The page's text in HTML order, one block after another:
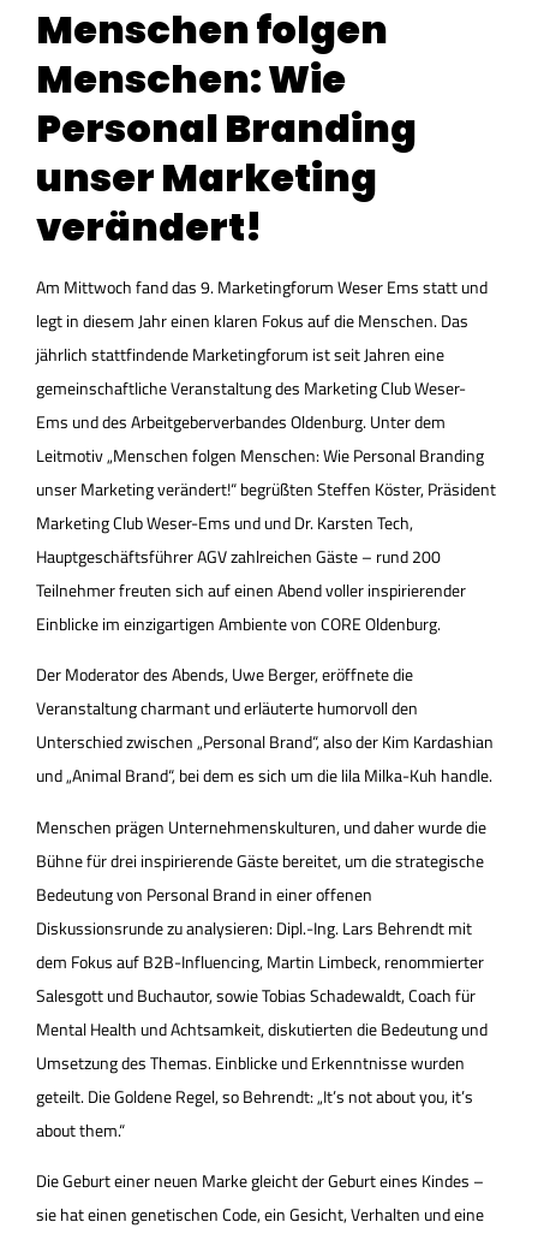
Menschen folgen
Menschen: Wie
Personal Branding
unser Marketing
verändert!
Am Mittwoch fand das 9. Marketingforum Weser Ems statt und
legt in diesem Jahr einen klaren Fokus auf die Menschen. Das
jährlich stattfindende Marketingforum ist seit Jahren eine
gemeinschaftliche Veranstaltung des Marketing Club Weser-
Ems und des Arbeitgeberverbandes Oldenburg. Unter dem
Leitmotiv „Menschen folgen Menschen: Wie Personal Branding
unser Marketing verändert!“ begrüßten Steffen Köster, Präsident
Marketing Club Weser-Ems und und Dr. Karsten Tech,
Hauptgeschäftsführer AGV zahlreichen Gäste – rund 200
Teilnehmer freuten sich auf einen Abend voller inspirierender
Einblicke im einzigartigen Ambiente von CORE Oldenburg.
Der Moderator des Abends, Uwe Berger, eröffnete die
Veranstaltung charmant und erläuterte humorvoll den
Unterschied zwischen „Personal Brand“, also der Kim Kardashian
und „Animal Brand“, bei dem es sich um die lila Milka-Kuh handle.
Menschen prägen Unternehmenskulturen, und daher wurde die
Bühne für drei inspirierende Gäste bereitet, um die strategische
Bedeutung von Personal Brand in einer offenen
Diskussionsrunde zu analysieren: Dipl.-Ing. Lars Behrendt mit
dem Fokus auf B2B-Influencing, Martin Limbeck, renommierter
Salesgott und Buchautor, sowie Tobias Schadewaldt, Coach für
Mental Health und Achtsamkeit, diskutierten die Bedeutung und
Umsetzung des Themas. Einblicke und Erkenntnisse wurden
geteilt. Die Goldene Regel, so Behrendt: „It’s not about you, it’s
about them.“
Die Geburt einer neuen Marke gleicht der Geburt eines Kindes –
sie hat einen genetischen Code, ein Gesicht, Verhalten und eine